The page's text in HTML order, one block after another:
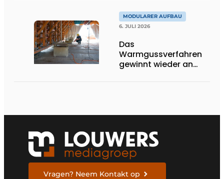
MODULARER AUFBAU
6. JULI 2026
Das
Warmgussverfahren
gewinnt wieder an
Vragen? Neem Kontakt op